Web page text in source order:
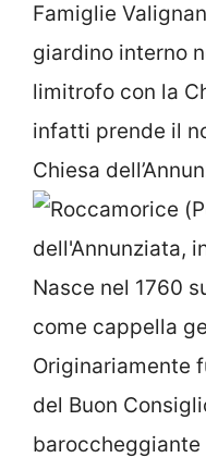
Famiglie
giardino interno
limitrofo con la
infatti prende il
Chiesa
Nasce nel 1760
come cappella
Originariamente
del Buon